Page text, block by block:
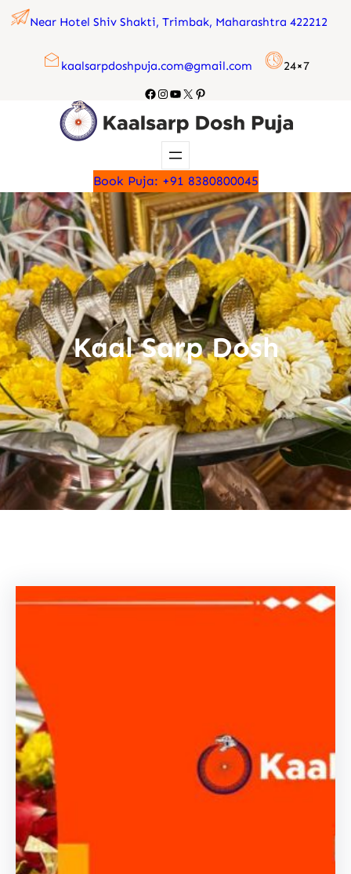
Skip
content
Near Hotel Shiv Shakti, Trimbak, Maharashtra 422212
kaalsarpdoshpuja.com@gmail.com 24×7
Facebook
Instagram
YouTube
X Pinterest
Book Puja: +91 8380800045
Kaal Sarp Dosh